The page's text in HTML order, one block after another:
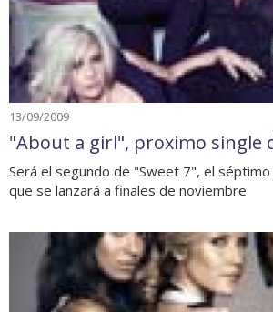
13/09/2009
"About a girl", proximo single
Será el segundo de "Sweet 7", el séptimo
que se lanzará a finales de noviembre